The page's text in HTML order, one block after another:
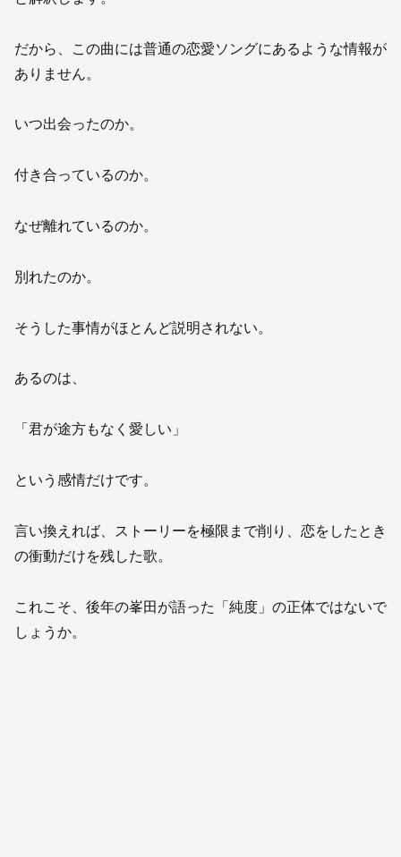
だから、この曲には普通の恋愛ソングにあるような情報が
ありません。
いつ出会ったのか。
付き合っているのか。
なぜ離れているのか。
別れたのか。
そうした事情がほとんど説明されない。
あるのは、
「君が途方もなく愛しい」
という感情だけです。
言い換えれば、ストーリーを極限まで削り、恋をしたとき
の衝動だけを残した歌。
これこそ、後年の峯田が語った「純度」の正体ではないで
しょうか。